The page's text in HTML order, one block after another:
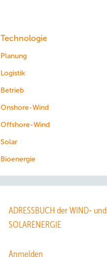
Technologie
Planung
Logistik
Betrieb
Onshore-Wind
Offshore-Wind
Solar
Bioenergie
ADRESSBUCH der WIND- und
SOLARENERGIE
Anmelden